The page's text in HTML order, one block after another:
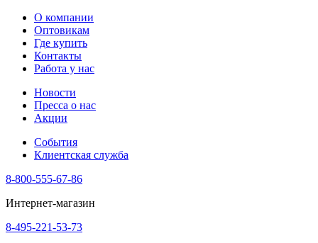
О компании
Оптовикам
Где купить
Контакты
Работа у нас
Новости
Пресса о нас
Акции
События
Клиентская служба
8-800-555-67-86
Интернет-магазин
8-495-221-53-73